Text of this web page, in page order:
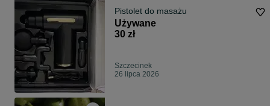
Pistolet do masażu
Używane
30 zł
Szczecinek
26 lipca 2026